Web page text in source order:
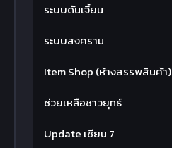
ระบบดันเจี้ยน
ระบบสงคราม
Item Shop (ห้างสรรพสินค้า)
ช่วยเหลือชาวยุทธ์
Update เซียน 7